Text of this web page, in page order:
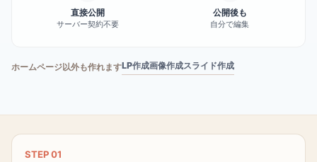
ホームページ以外も作れますLP作成画像作成スライド作成
直接公開
サーバー契約不要
公開後も
自分で編集
STEP 01